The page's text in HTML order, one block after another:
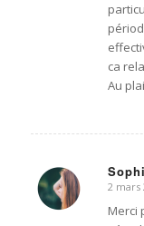
ca
Au
dit
:
2 mars
Merci